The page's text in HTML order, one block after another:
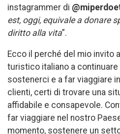
instagrammer di
est, oggi, equivale a donare
diritto alla vita”.
Ecco il perché del mio invito
turistico italiano a continuare
sostenerci e a far viaggiare
clienti, certi di trovare una
affidabile e consapevole.
far viaggiare nel nostro
momento, sostenere un